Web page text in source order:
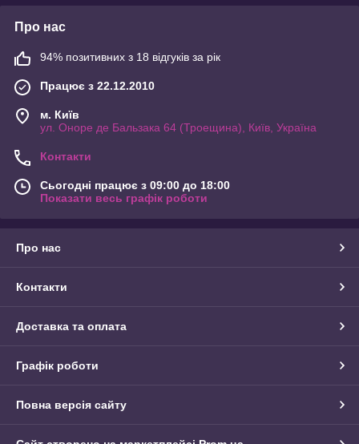
Про нас
94% позитивних з 18 відгуків за рік
Працює з 22.12.2010
м. Київ
ул. Оноре де Бальзака 64 (Троещина), Київ, Україна
Контакти
Сьогодні працює з 09:00 до 18:00
Показати весь графік роботи
Про нас
Контакти
Доставка та оплата
Графік роботи
Повна версія сайту